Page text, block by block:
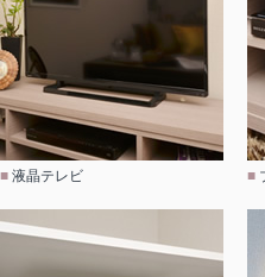
■ 液晶テレビ ■